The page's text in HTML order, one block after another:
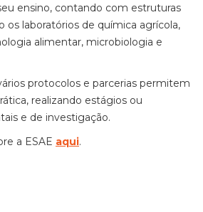
ensino, contando com estruturas
os laboratórios de química agrícola,
alimentar, microbiologia e
protocolos e parcerias permitem
realizando estágios ou
e de investigação.
a ESAE aqui.